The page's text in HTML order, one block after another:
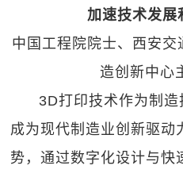
加速技术发展
中国工程院院士、西安交
造创新中心
3D打印技术作为制
成为现代制造业创新驱动
势，通过数字化设计与快